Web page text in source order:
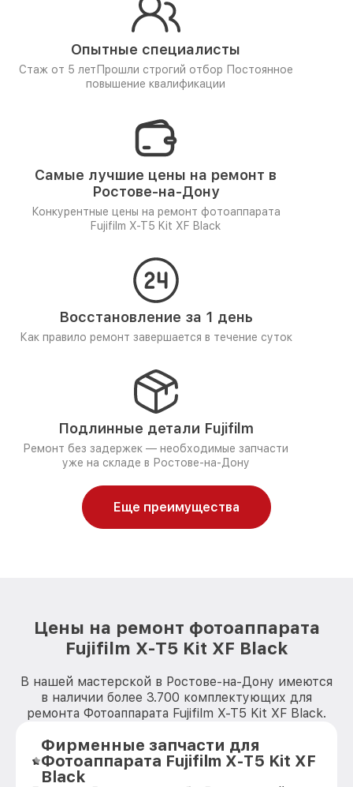
Опытные специалисты
Стаж от 5 лет Прошли строгий отбор Постоянное
повышение квалификации
Самые лучшие цены на ремонт в
Ростове-на-Дону
Конкурентные цены на ремонт фотоаппарата
Fujifilm X-T5 Kit XF Black
Восстановление за 1 день
Как правило ремонт завершается в течение суток
Подлинные детали Fujifilm
Ремонт без задержек — необходимые запчасти
уже на складе в Ростове-на-Дону
Еще преимущества
Цены на ремонт фотоаппарата
Fujifilm X-T5 Kit XF Black
В нашей мастерской в Ростове-на-Дону имеются
в наличии более 3.700 комплектующих для
ремонта Фотоаппарата Fujifilm X-T5 Kit XF Black.
Фирменные запчасти для
Фотоаппарата Fujifilm X-T5 Kit XF
Black